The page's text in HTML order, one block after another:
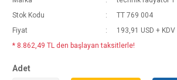
Stok Kodu
TT 769 004
Fiyat
193,91 USD + KDV
* 8.862,49 TL den başlayan taksitlerle!
Adet